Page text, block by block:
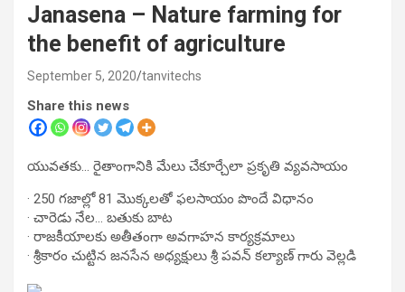
Janasena – Nature farming for
the benefit of agriculture
September 5, 2020 tanvitechs
Share this news
యువతకు… రైతాంగానికి మేలు చేకూర్చేలా ప్రకృతి వ్యవసాయం
· 250 గజాల్లో 81 మొక్కలతో ఫలసాయం పొందే విధానం
· చారెడు నేల… బతుకు బాట
· రాజకీయాలకు అతీతంగా అవగాహన కార్యక్రమాలు
· శ్రీకారం చుట్టిన జనసేన అధ్యక్షులు శ్రీ పవన్ కల్యాణ్ గారు వెల్లడి